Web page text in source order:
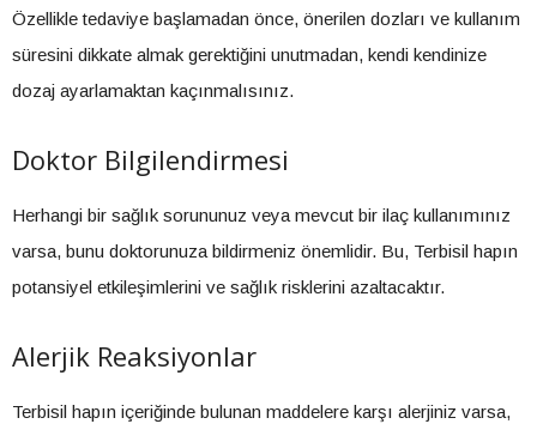
Özellikle tedaviye başlamadan önce, önerilen dozları ve kullanım
süresini dikkate almak gerektiğini unutmadan, kendi kendinize
dozaj ayarlamaktan kaçınmalısınız.
Doktor Bilgilendirmesi
Herhangi bir sağlık sorununuz veya mevcut bir ilaç kullanımınız
varsa, bunu doktorunuza bildirmeniz önemlidir. Bu, Terbisil hapın
potansiyel etkileşimlerini ve sağlık risklerini azaltacaktır.
Alerjik Reaksiyonlar
Terbisil hapın içeriğinde bulunan maddelere karşı alerjiniz varsa,